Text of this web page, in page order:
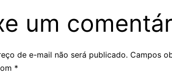
um
de e-mail não será publicado. Campos
*